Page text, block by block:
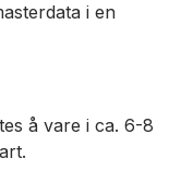
i en
å vare i ca. 6-8